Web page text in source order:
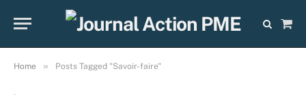
Cart
Home » Posts Tagged "Savoir-faire"